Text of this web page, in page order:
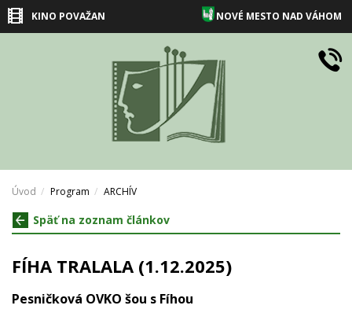
KINO POVAŽAN NOVÉ MESTO NAD VÁHOM
Úvod Program ARCHÍV
Späť na zoznam článkov
FÍHA TRALALA (1.12.2025)
Pesničková OVKO šou s Fíhou